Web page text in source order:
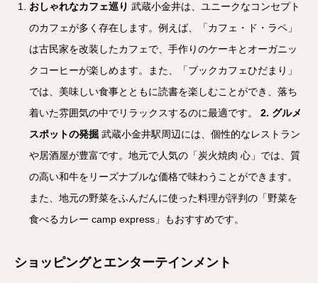
おしゃれなカフェ巡り 武蔵小金井は、ユニークなコンセプト
のカフェが多く存在します。例えば、「カフェ・ド・ラペ」
は古民家を改装したカフェで、手作りのケーキとオーガニッ
クコーヒーが楽しめます。また、「ブックカフェひだまり」
では、美味しい食事とともに読書を楽しむことができ、落ち
着いた雰囲気の中でリラックスするのに最適です。 2. グルメ
スポットの発掘 武蔵小金井駅周辺には、個性的なレストラン
や居酒屋が豊富です。地元で人気の「炭火焼肉 心」では、質
の高い和牛をリーズナブルな価格で味わうことができます。
また、地元の野菜をふんだんに使った料理が評判の「野菜を
食べるカレー camp express」もおすすめです。
ショッピングとエンターテインメント